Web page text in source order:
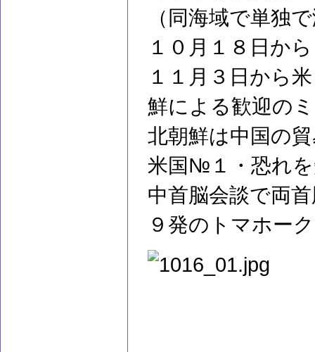
（同海域で単独
１０月１８日か
１１月３日から
鮮による歓迎の
北朝鮮は中国の
米国№１・恐れ
中首脳会談で両
９発のトマホー